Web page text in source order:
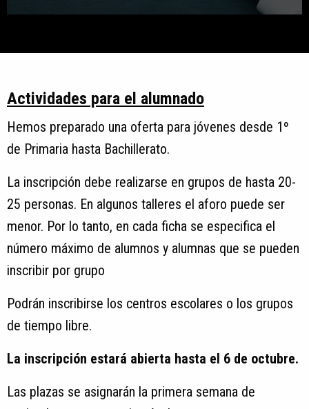
Actividades para el alumnado
Hemos preparado una oferta para jóvenes desde 1º
de Primaria hasta Bachillerato.
La inscripción debe realizarse en grupos de hasta 20-
25 personas. En algunos talleres el aforo puede ser
menor. Por lo tanto, en cada ficha se especifica el
número máximo de alumnos y alumnas que se pueden
inscribir por grupo
Podrán inscribirse los centros escolares o los grupos
de tiempo libre.
La inscripción estará abierta hasta el 6 de octubre.
Las plazas se asignarán la primera semana de